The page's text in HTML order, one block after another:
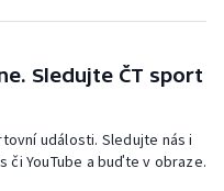
Sledujte ČT sport
události. Sledujte nás i
či YouTube a buďte v obraze.